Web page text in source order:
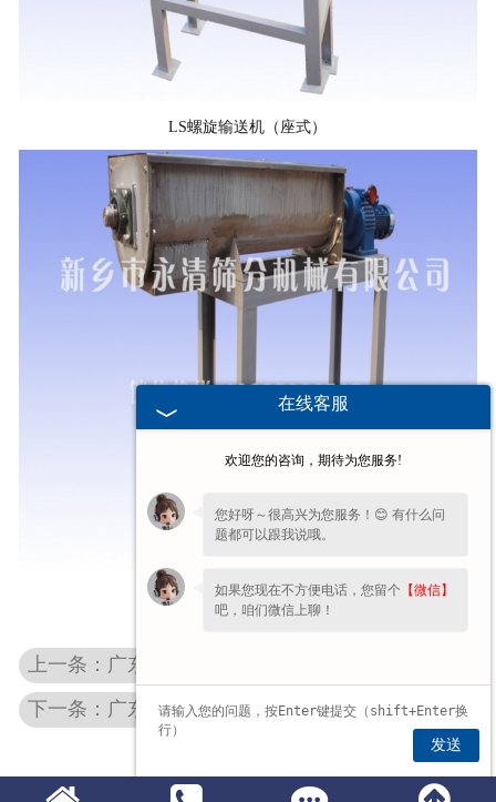
LS螺旋输送机（座式）
LS螺旋输送机（座式）
上一条：广东小型提升机
下一条：广东振动垂直提升机
在线客服
欢迎您的咨询，期待为您服务!
您好呀～很高兴为您服务！😊 有什么问
题都可以跟我说哦。
如果您现在不方便电话，您留个 【微信】
吧，咱们微信上聊！
发送